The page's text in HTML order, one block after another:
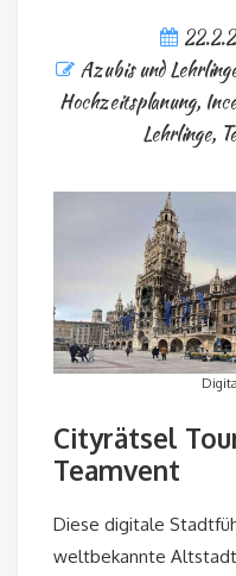
Azubis und
Hochzeitsplanung,
Lehrlinge,
Cityrätsel
Teamvent
Diese digitale
weltbekannte